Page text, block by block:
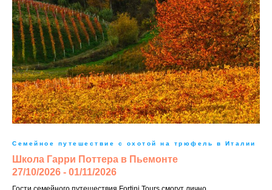
Семейное путешествие с охотой на трюфель в Италии
Школа Гарри Поттера в Пьемонте
27/10/2026 - 01/11/2026